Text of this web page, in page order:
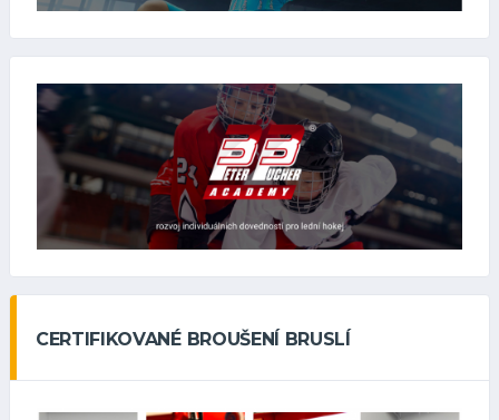
CERTIFIKOVANÉ BROUŠENÍ BRUSLÍ